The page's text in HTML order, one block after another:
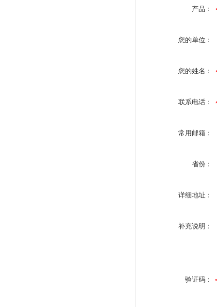
产品：
您的单位：
您的姓名：
联系电话：
常用邮箱：
省份：
详细地址：
补充说明：
验证码：